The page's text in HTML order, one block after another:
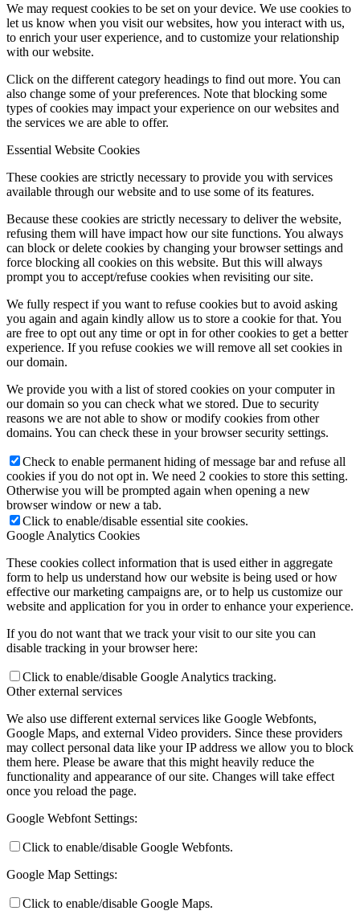
We may request cookies to be set on your device. We use cookies to
let us know when you visit our websites, how you interact with us,
to enrich your user experience, and to customize your relationship
with our website.
Click on the different category headings to find out more. You can
also change some of your preferences. Note that blocking some
types of cookies may impact your experience on our websites and
the services we are able to offer.
Essential Website Cookies
These cookies are strictly necessary to provide you with services
available through our website and to use some of its features.
Because these cookies are strictly necessary to deliver the website,
refusing them will have impact how our site functions. You always
can block or delete cookies by changing your browser settings and
force blocking all cookies on this website. But this will always
prompt you to accept/refuse cookies when revisiting our site.
We fully respect if you want to refuse cookies but to avoid asking
you again and again kindly allow us to store a cookie for that. You
are free to opt out any time or opt in for other cookies to get a better
experience. If you refuse cookies we will remove all set cookies in
our domain.
We provide you with a list of stored cookies on your computer in
our domain so you can check what we stored. Due to security
reasons we are not able to show or modify cookies from other
domains. You can check these in your browser security settings.
Check to enable permanent hiding of message bar and refuse all
cookies if you do not opt in. We need 2 cookies to store this setting.
Otherwise you will be prompted again when opening a new
browser window or new a tab.
Click to enable/disable essential site cookies.
Google Analytics Cookies
These cookies collect information that is used either in aggregate
form to help us understand how our website is being used or how
effective our marketing campaigns are, or to help us customize our
website and application for you in order to enhance your experience.
If you do not want that we track your visit to our site you can
disable tracking in your browser here:
Click to enable/disable Google Analytics tracking.
Other external services
We also use different external services like Google Webfonts,
Google Maps, and external Video providers. Since these providers
may collect personal data like your IP address we allow you to block
them here. Please be aware that this might heavily reduce the
functionality and appearance of our site. Changes will take effect
once you reload the page.
Google Webfont Settings:
Click to enable/disable Google Webfonts.
Google Map Settings:
Click to enable/disable Google Maps.